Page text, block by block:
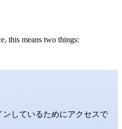
this means two things:
ンしているためにアクセスで